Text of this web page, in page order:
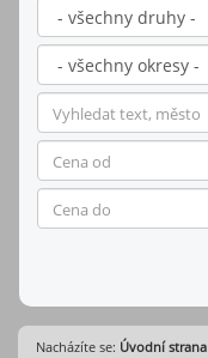
Nacházíte se: Úvodní strana